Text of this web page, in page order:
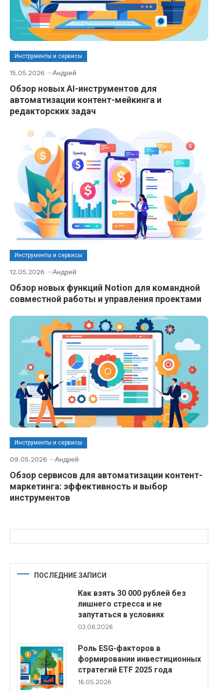
Инструменты и сервисы
15.05.2026 Андрей
Обзор новых AI-инструментов для
автоматизации контент-мейкинга и
редакторских задач
Инструменты и сервисы
12.05.2026 Андрей
Обзор новых функций Notion для командной
совместной работы и управления проектами
Инструменты и сервисы
09.05.2026 Андрей
Обзор сервисов для автоматизации контент-
маркетинга: эффективность и выбор
инструментов
ПОСЛЕДНИЕ ЗАПИСИ
Как взять 30 000 рублей без
лишнего стресса и не
запутаться в условиях
03.08.2026
Роль ESG-факторов в
формировании инвестиционных
стратегий ETF 2025 года
16.05.2026